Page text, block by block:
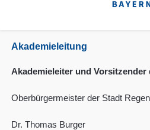
Akademieleitung
Akademieleiter und Vorsitzender
Oberbürgermeister der Stadt
Dr. Thomas Burger